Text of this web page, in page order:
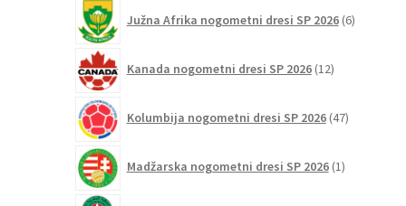
Južna Afrika nogometni dresi SP 2026 6izdelkov
Kanada nogometni dresi SP 2026 12izdelkov
Kolumbija nogometni dresi SP 2026 47izdelkov
Madžarska nogometni dresi SP 2026 1izdelek